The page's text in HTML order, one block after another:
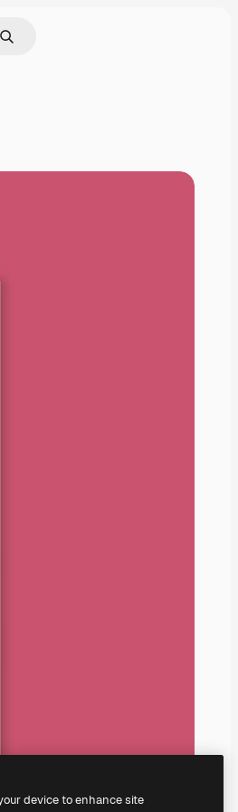
por imagem
Buscar
device to enhance site